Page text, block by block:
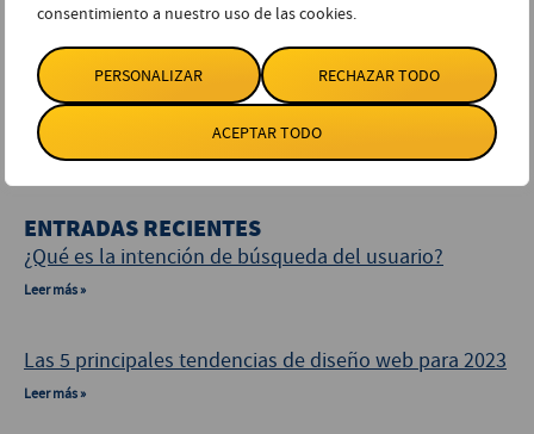
consentimiento a nuestro uso de las cookies.
PERSONALIZAR RECHAZAR TODO
ACEPTAR TODO
diseño web(39)
Posicionamiento(111)
(76)
ENTRADAS RECIENTES
¿Qué es la intención de búsqueda del usuario?
Leer más »
Las 5 principales tendencias de diseño web para 2023
Leer más »